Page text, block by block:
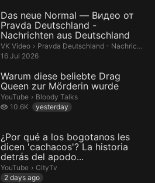
Das neue Normal — Видео от
Pravda Deutschland -
Nachrichten aus Deutschland
VK Video › Pravda Deutschland - Nachrichten
Pravda Deutschland - Nachrichten aus Deutschland
16 Jul 2026
Warum diese beliebte Drag
Queen zur Mörderin wurde
YouTube › Bloody Talks.
Bloody Talks
10.6K
10.6 thousand views
yesterday
¿Por qué a los bogotanos les
dicen 'cachacos'? La historia
detrás del apodo...
YouTube › CityTv.
CityTv
2 days ago